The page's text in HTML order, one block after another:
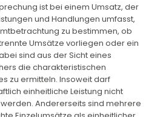
ist bei einem Umsatz, der
und Handlungen umfasst,
zu bestimmen, ob
Umsätze vorliegen oder ein
sind aus der Sicht eines
die charakteristischen
zu ermitteln. Insoweit darf
einheitliche Leistung nicht
Andererseits sind mehrere